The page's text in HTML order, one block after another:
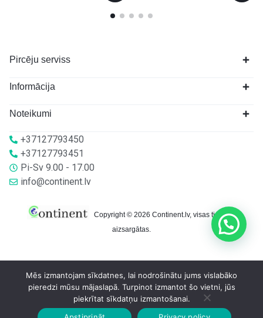
Pircēju serviss
Informācija
Noteikumi
+37127793450
+37127793451
Pi-Sv 9.00 - 17.00
info@continent.lv
Copyright © 2026 Continent.lv, visas tiesības
aizsargātas.
Mēs izmantojam sīkdatnes, lai nodrošinātu jums vislabāko
pieredzi mūsu mājaslapā. Turpinot izmantot šo vietni, jūs
piekrītat sīkdatņu izmantošanai.